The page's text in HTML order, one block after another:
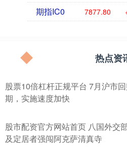
期指IC0 7877.80
热点资
股票10倍杠杆正规平台 7月沪市
期，实施速度加快
股市配资官方网站首页 八国外交
及定居者强闯阿克萨清真寺